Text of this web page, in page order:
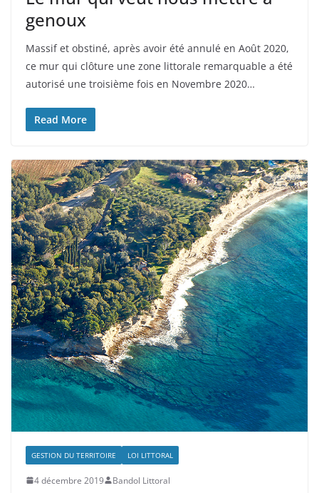
genoux
Massif et obstiné, après avoir été annulé en Août 2020,
ce mur qui clôture une zone littorale remarquable a été
autorisé une troisième fois en Novembre 2020…
Read More
GESTION DU TERRITOIRE LOI LITTORAL
4 décembre 2019 Bandol Littoral